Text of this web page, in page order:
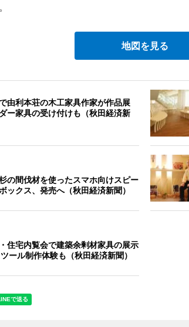
地図を見る
由利本荘の木工家具作家が作品展
ー家具の受け付けも（秋田経済新
の間伐材を使ったスマホ向けスピー
ックス、発売へ（秋田経済新聞）
住宅内覧会で建築余剰材家具の展示
ール制作体験も（秋田経済新聞）